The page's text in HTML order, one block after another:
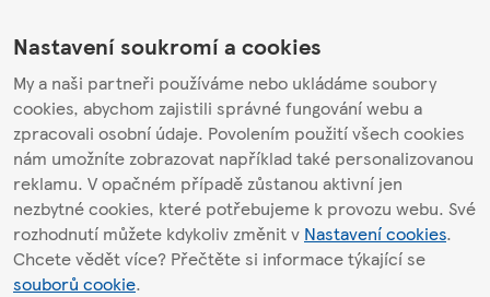
Nastavení soukromí a cookies
My a naši partneři používáme nebo ukládáme soubory
cookies, abychom zajistili správné fungování webu a
zpracovali osobní údaje. Povolením použití všech cookies
nám umožníte zobrazovat například také personalizovanou
reklamu. V opačném případě zůstanou aktivní jen
nezbytné cookies, které potřebujeme k provozu webu. Své
rozhodnutí můžete kdykoliv změnit v Nastavení cookies.
Chcete vědět více? Přečtěte si informace týkající se
souborů cookie.